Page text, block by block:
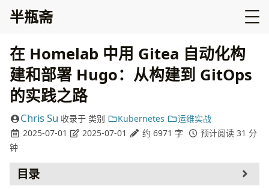
半瓶斋
在 Homelab 中用 Gitea 自动化构
建和部署 Hugo：从构建到 GitOps
的实践之路
Chris Su 收录于 类别 Kubernetes
运维实战
2025-07-01
2025-07-01 约 6971 字
预计阅读 31 分
钟
目录